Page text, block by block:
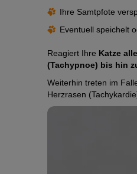
Ihre Samtpfote
Eventuell speichelt
Reagiert Ihre Katze
(Tachypnoe) bis hin
Weiterhin treten im
Herzrasen